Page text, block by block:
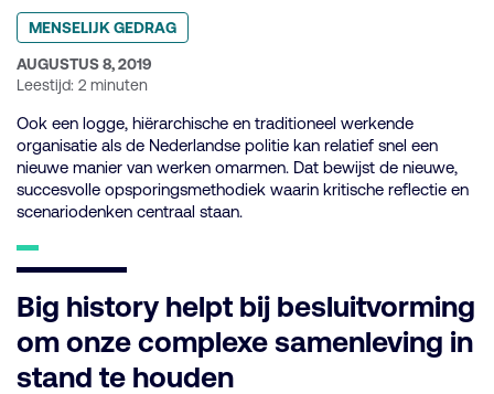
Geplaatst
categorie:
MENSELIJK GEDRAG
GEPUBLICEERD
OP:
AUGUSTUS 8, 2019
Leestijd: 2 minuten
Ook een logge, hiërarchische en traditioneel werkende
organisatie als de Nederlandse politie kan relatief snel een
nieuwe manier van werken omarmen. Dat bewijst de nieuwe,
succesvolle opsporingsmethodiek waarin kritische reflectie en
scenariodenken centraal staan.
Big history helpt bij besluitvorming
om onze complexe samenleving in
stand te houden